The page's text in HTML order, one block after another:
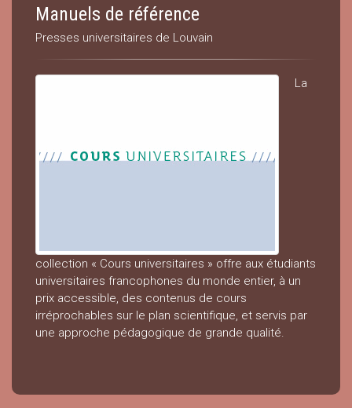
Manuels de référence
Presses universitaires de Louvain
La
collection « Cours universitaires » offre aux étudiants
universitaires francophones du monde entier, à un
prix accessible, des contenus de cours
irréprochables sur le plan scientifique, et servis par
une approche pédagogique de grande qualité.